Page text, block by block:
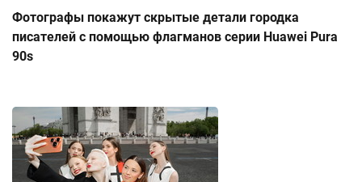
Фотографы покажут скрытые детали городка
писателей с помощью флагманов серии Huawei Pura
90s